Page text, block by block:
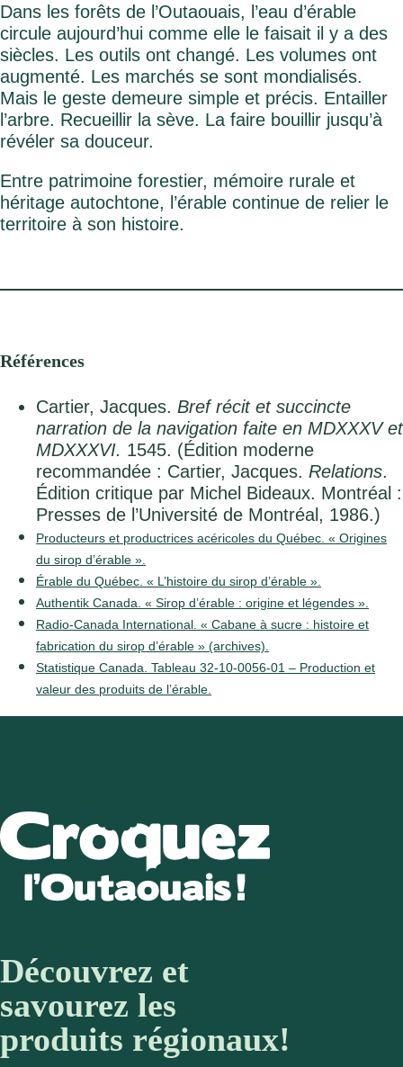
Dans les forêts de l’Outaouais, l’eau d’érable
circule aujourd’hui comme elle le faisait il y a des
siècles. Les outils ont changé. Les volumes ont
augmenté. Les marchés se sont mondialisés.
Mais le geste demeure simple et précis. Entailler
l’arbre. Recueillir la sève. La faire bouillir jusqu’à
révéler sa douceur.
Entre patrimoine forestier, mémoire rurale et
héritage autochtone, l’érable continue de relier le
territoire à son histoire.
Références
Cartier, Jacques. Bref récit et succincte
narration de la navigation faite en MDXXXV et
MDXXXVI. 1545. (Édition moderne
recommandée : Cartier, Jacques. Relations.
Édition critique par Michel Bideaux. Montréal :
Presses de l’Université de Montréal, 1986.)
Producteurs et productrices acéricoles du Québec. « Origines
du sirop d’érable ».
Érable du Québec. « L’histoire du sirop d’érable ».
Authentik Canada. « Sirop d’érable : origine et légendes ».
Radio-Canada International. « Cabane à sucre : histoire et
fabrication du sirop d’érable » (archives).
Statistique Canada. Tableau 32-10-0056-01 – Production et
valeur des produits de l’érable.
Découvrez et
savourez les
produits régionaux!